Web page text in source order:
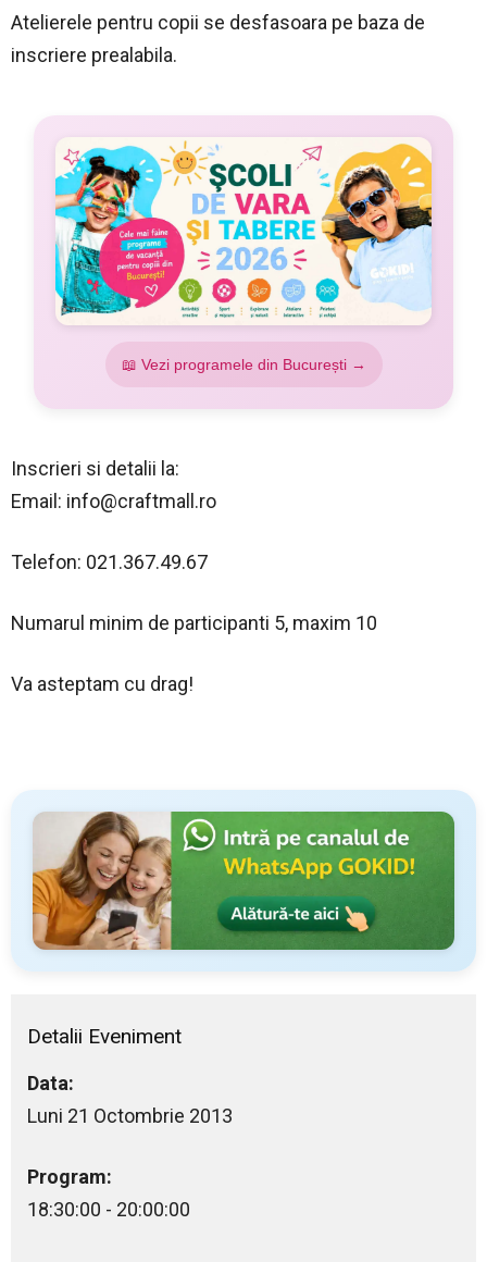
Atelierele pentru copii se desfasoara pe baza de
inscriere prealabila.
📖 Vezi programele din București →
Inscrieri si detalii la:
Email: info@craftmall.ro
Telefon: 021.367.49.67
Numarul minim de participanti 5, maxim 10
Va asteptam cu drag!
Detalii Eveniment
Data:
Luni 21 Octombrie 2013
Program:
18:30:00 - 20:00:00